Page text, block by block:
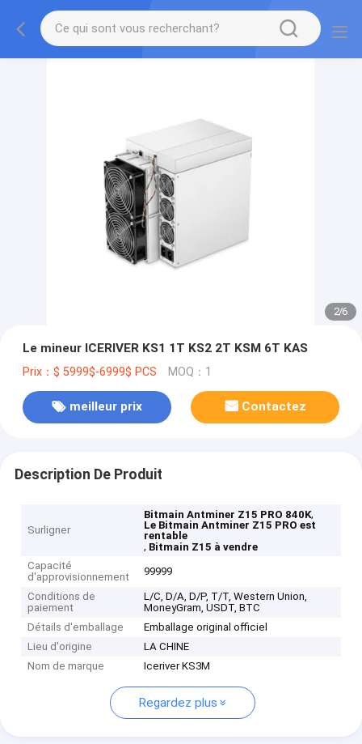
2/6
Le mineur ICERIVER KS1 1T KS2 2T KSM 6T KAS
Prix：$ 5999$-6999$ PCS MOQ：1
meilleur prix Contactez
Description De Produit
Surligner
Bitmain Antminer Z15 PRO 840K,
Le Bitmain Antminer Z15 PRO est
rentable
, Bitmain Z15 à vendre
Capacité
d'approvisionnement
99999
Conditions de
paiement
L/C, D/A, D/P, T/T, Western Union,
MoneyGram, USDT, BTC
Détails d'emballage
Emballage original officiel
Lieu d'origine
LA CHINE
Nom de marque
Iceriver KS3M
Regardez plus